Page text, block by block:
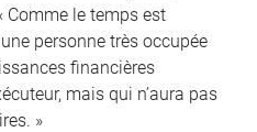
Comme le temps est
personne très occupée
financières
mais qui n’aura pas
»